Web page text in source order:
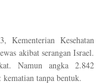
Kementerian Kesehatan
akibat serangan Israel.
Namun angka 2.842
tanpa bentuk.